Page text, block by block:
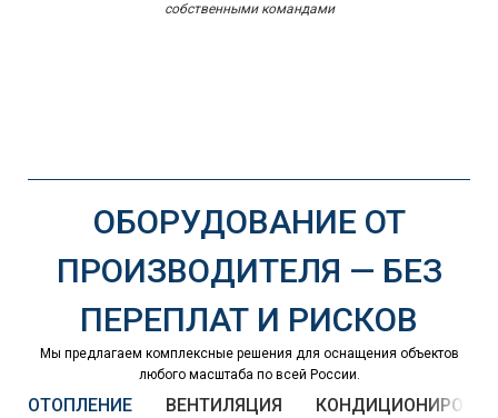
собственными командами
ОБОРУДОВАНИЕ ОТ
ПРОИЗВОДИТЕЛЯ — БЕЗ
ПЕРЕПЛАТ И РИСКОВ
Мы предлагаем комплексные решения для оснащения объектов
любого масштаба по всей России.
ОТОПЛЕНИЕ ВЕНТИЛЯЦИЯ